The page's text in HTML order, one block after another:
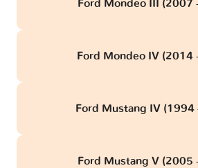
Ford Mondeo III (2007
Ford Mondeo IV (2014
Ford Mustang IV (1994
Ford Mustang V (2005